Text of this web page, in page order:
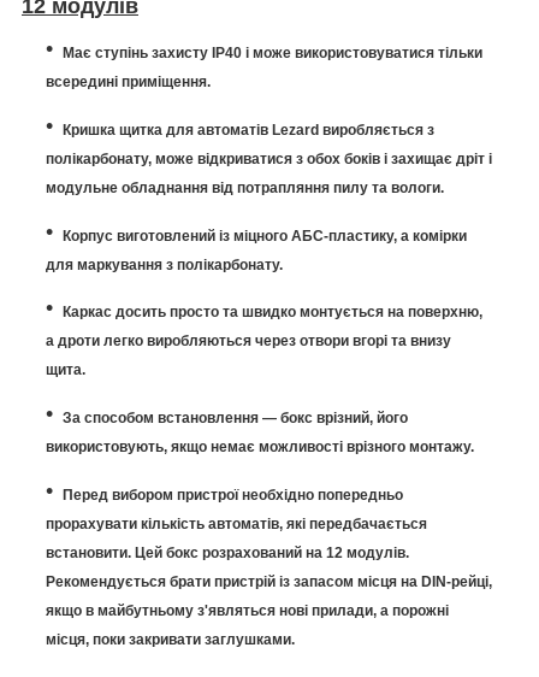
12 модулів
Має ступінь захисту IP40 і може використовуватися тільки
всередині приміщення.
Кришка щитка для автоматів Lezard виробляється з
полікарбонату, може відкриватися з обох боків і захищає дріт і
модульне обладнання від потрапляння пилу та вологи.
Корпус виготовлений із міцного АБС-пластику, а комірки
для маркування з полікарбонату.
Каркас досить просто та швидко монтується на поверхню,
а дроти легко виробляються через отвори вгорі та внизу
щита.
За способом встановлення — бокс врізний, його
використовують, якщо немає можливості врізного монтажу.
Перед вибором пристрої необхідно попередньо
прорахувати кількість автоматів, які передбачається
встановити. Цей бокс розрахований на 12 модулів.
Рекомендується брати пристрій із запасом місця на DIN-рейці,
якщо в майбутньому з'являться нові прилади, а порожні
місця, поки закривати заглушками.